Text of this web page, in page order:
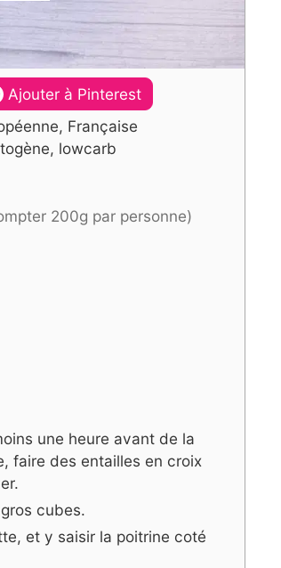
Ajouter à Pinterest
Française
lowcarb
200g par personne)
une heure avant de la
faire des entailles en croix
cubes.
et y saisir la poitrine coté